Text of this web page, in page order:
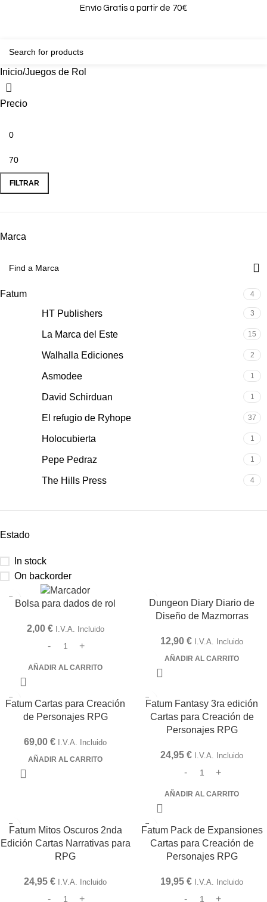
Envío Gratis a partir de 70€
Inicio Juegos de Rol
Precio
FILTRAR
Marca
Fatum 4
HT Publishers 3
La Marca del Este 15
Walhalla Ediciones 2
Asmodee 1
David Schirduan 1
El refugio de Ryhope 37
Holocubierta 1
Pepe Pedraz 1
The Hills Press 4
Estado
In stock
On backorder
Bolsa para dados de rol
2,00 € I.V.A. Incluido
AÑADIR AL CARRITO
Dungeon Diary Diario de
Diseño de Mazmorras
12,90 € I.V.A. Incluido
AÑADIR AL CARRITO
Fatum Cartas para Creación
de Personajes RPG
69,00 € I.V.A. Incluido
AÑADIR AL CARRITO
Fatum Fantasy 3ra edición
Cartas para Creación de
Personajes RPG
24,95 € I.V.A. Incluido
AÑADIR AL CARRITO
Fatum Mitos Oscuros 2nda
Edición Cartas Narrativas para
RPG
24,95 € I.V.A. Incluido
Fatum Pack de Expansiones
Cartas para Creación de
Personajes RPG
19,95 € I.V.A. Incluido